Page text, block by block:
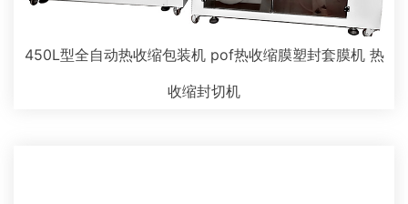
450L型全自动热收缩包装机 pof热收缩膜塑封套膜机 热
收缩封切机